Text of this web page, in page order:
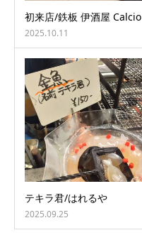
初来店/鉄板 伊酒屋 Calcio
2025.10.11
テキラ君/はれるや
2025.09.25